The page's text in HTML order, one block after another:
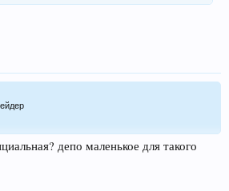
депо маленькое для такого